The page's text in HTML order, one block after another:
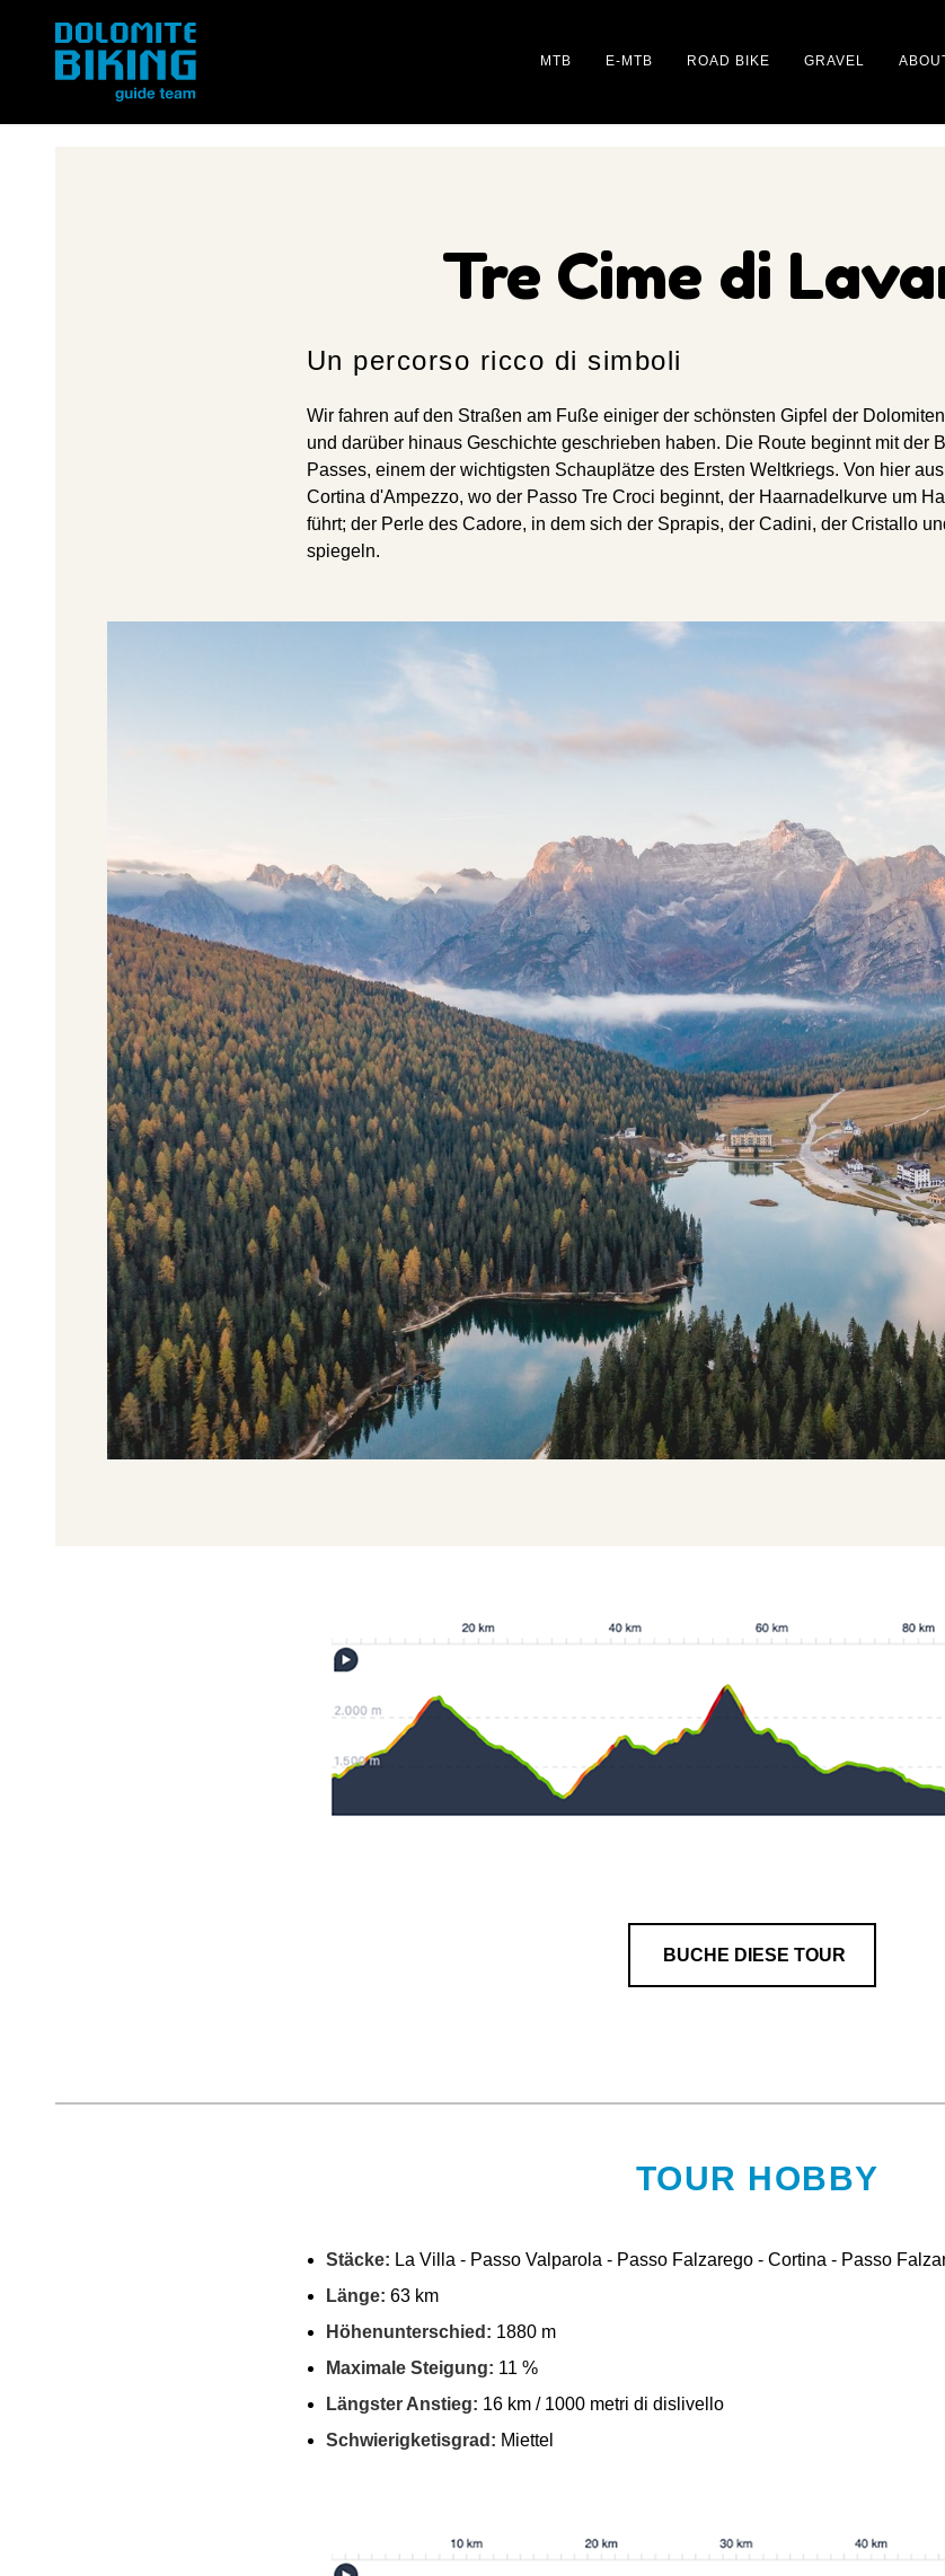
MTB E-MTB ROAD BIKE GRAVEL
Tre Cime di
Un percorso ricco di simboli
Wir fahren auf den Straßen am Fuße einiger der schönsten Gipfel der
und darüber hinaus Geschichte geschrieben haben. Die Route beginnt mit der
Passes, einem der wichtigsten Schauplätze des Ersten Weltkriegs. Von hier
Cortina d'Ampezzo, wo der Passo Tre Croci beginnt, der Haarnadelkurve um
führt; der Perle des Cadore, in dem sich der Sprapis, der Cadini, der Cristallo
spiegeln.
BUCHE DIESE TOUR
TOUR HOBBY
Stäcke: La Villa - Passo Valparola - Passo Falzarego - Cortina - Passo
Länge: 63 km
Höhenunterschied: 1880 m
Maximale Steigung: 11 %
Längster Anstieg: 16 km / 1000 metri di dislivello
Schwierigketisgrad: Miettel